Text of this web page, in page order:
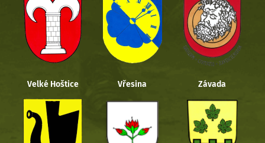
Velké Hoštice Vřesina Závada